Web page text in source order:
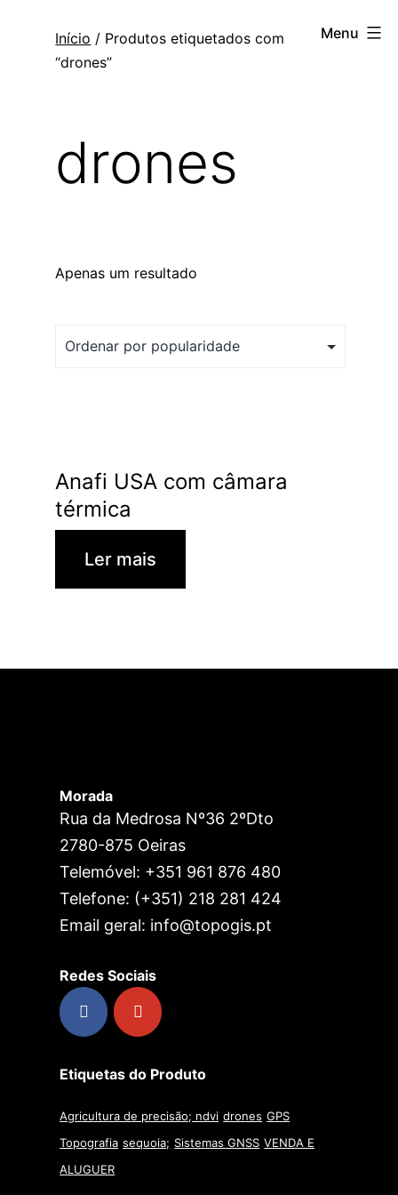
Menu
Início / Produtos etiquetados com
“drones”
drones
Apenas um resultado
Anafi USA com câmara
térmica
Ler mais
Morada
Rua da Medrosa Nº36 2ºDto
2780-875 Oeiras
Telemóvel: +351 961 876 480
Telefone: (+351) 218 281 424
Email geral: info@topogis.pt
Redes Sociais
Etiquetas do Produto
Agricultura de precisão; ndvi drones GPS
Topografia sequoia; Sistemas GNSS VENDA E
ALUGUER